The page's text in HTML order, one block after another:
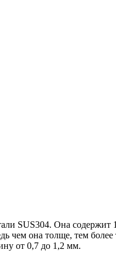
SUS304. Она содержит
она толще, тем
от 0,7 до 1,2 мм.